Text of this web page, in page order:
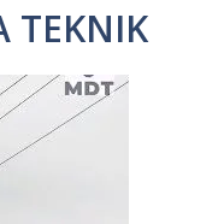
TEKNIK